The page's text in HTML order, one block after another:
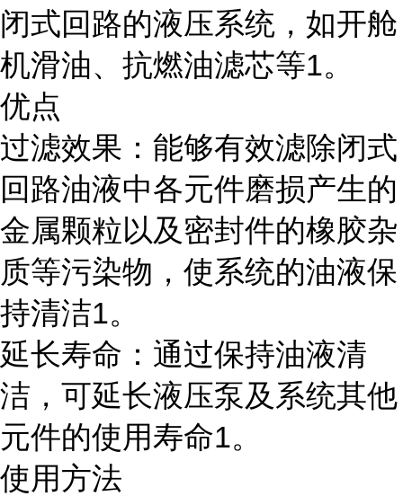
闭式回路的液压系统，如开舱
机滑油、抗燃油滤芯等1。
优点
过滤效果：能够有效滤除闭式
回路油液中各元件磨损产生的
金属颗粒以及密封件的橡胶杂
质等污染物，使系统的油液保
持清洁1。
延长寿命：通过保持油液清
洁，可延长液压泵及系统其他
元件的使用寿命1。
使用方法